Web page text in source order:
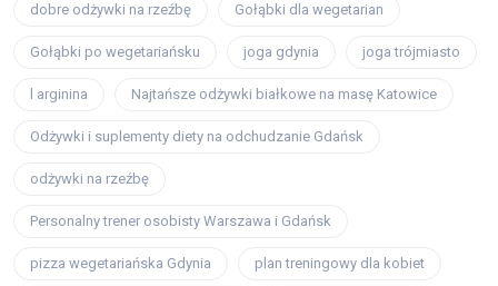
dobre odżywki na rzeźbę Gołąbki dla wegetarian
Gołąbki po wegetariańsku joga gdynia joga trójmiasto
l arginina Najtańsze odżywki białkowe na masę Katowice
Odżywki i suplementy diety na odchudzanie Gdańsk
odżywki na rzeźbę
Personalny trener osobisty Warszawa i Gdańsk
pizza wegetariańska Gdynia plan treningowy dla kobiet